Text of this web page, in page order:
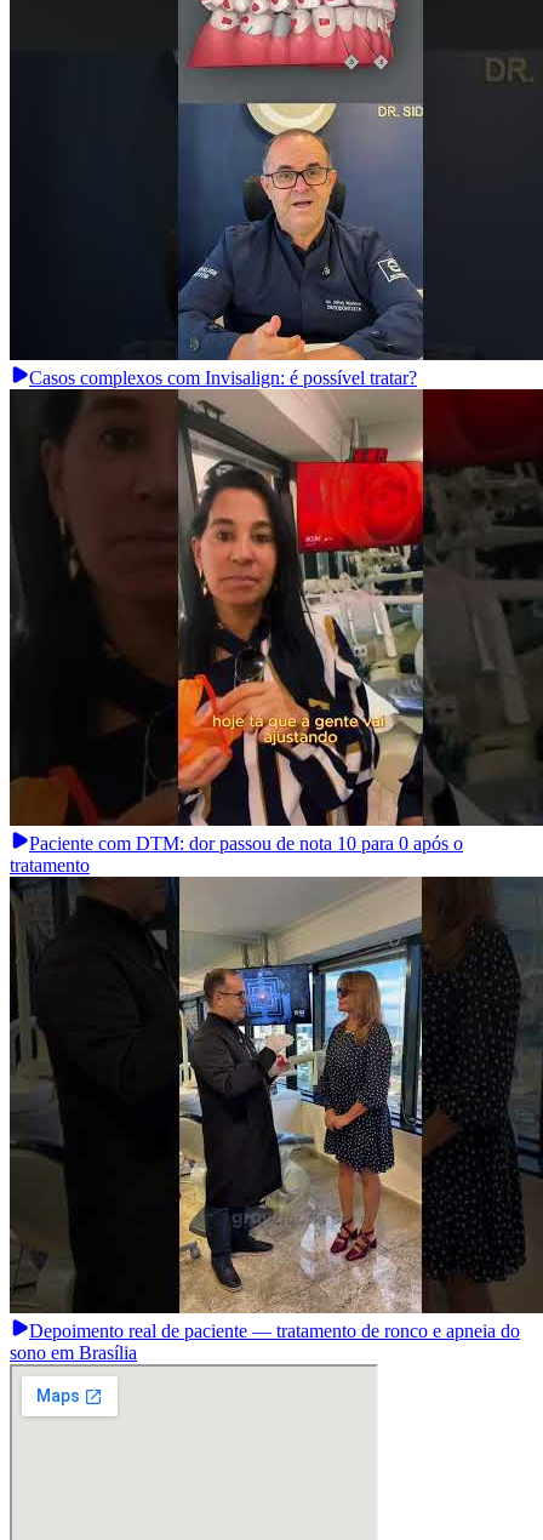
Casos complexos com Invisalign: é possível tratar?
Paciente com DTM: dor passou de nota 10 para 0 após o
tratamento
Depoimento real de paciente — tratamento de ronco e apneia do
sono em Brasília